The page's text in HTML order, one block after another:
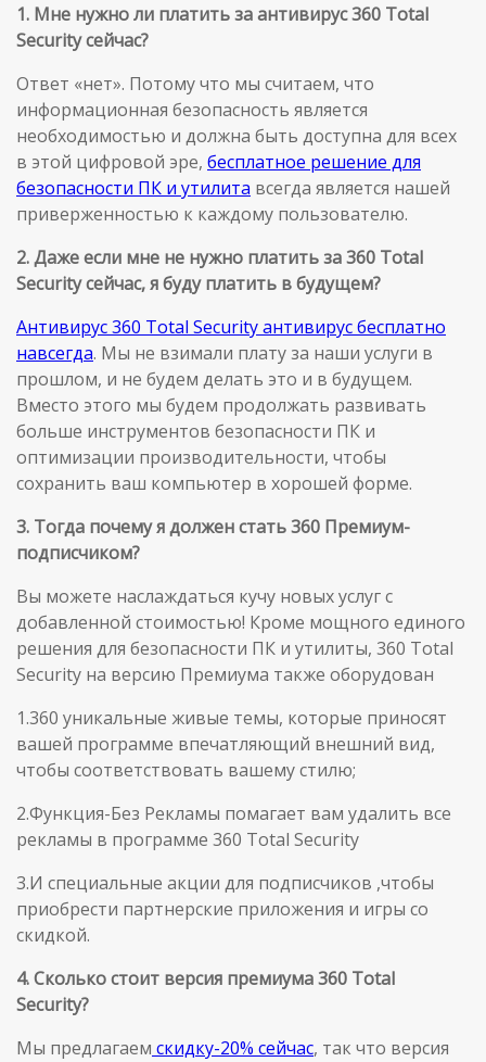
1. Мне нужно ли платить за антивирус 360 Total
Security сейчас?
Ответ «нет». Потому что мы считаем, что
информационная безопасность является
необходимостью и должна быть доступна для всех
в этой цифровой эре, бесплатное решение для
безопасности ПК и утилита всегда является нашей
приверженностью к каждому пользователю.
2. Даже если мне не нужно платить за 360 Total
Security сейчас, я буду платить в будущем?
Антивирус 360 Total Security антивирус бесплатно
навсегда. Мы не взимали плату за наши услуги в
прошлом, и не будем делать это и в будущем.
Вместо этого мы будем продолжать развивать
больше инструментов безопасности ПК и
оптимизации производительности, чтобы
сохранить ваш компьютер в хорошей форме.
3. Тогда почему я должен стать 360 Премиум-
подписчиком?
Вы можете наслаждаться кучу новых услуг с
добавленной стоимостью! Кроме мощного единого
решения для безопасности ПК и утилиты, 360 Total
Security на версию Премиума также оборудован
1.360 уникальные живые темы, которые приносят
вашей программе впечатляющий внешний вид,
чтобы соответствовать вашему стилю;
2.Функция-Без Рекламы помагает вам удалить все
рекламы в программе 360 Total Security
3.И специальные акции для подписчиков ,чтобы
приобрести партнерские приложения и игры со
скидкой.
4. Сколько стоит версия премиума 360 Total
Security?
Мы предлагаем скидку-20% сейчас, так что версия